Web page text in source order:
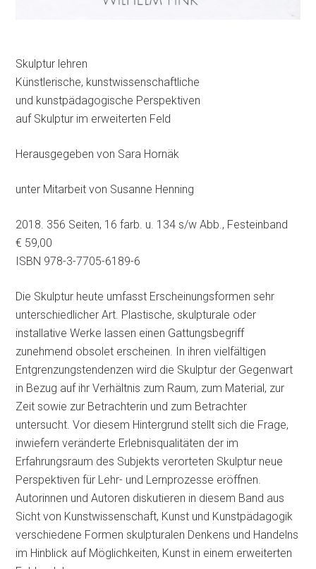
Skulptur lehren
Künstlerische, kunstwissenschaftliche
und kunstpädagogische Perspektiven
auf Skulptur im erweiterten Feld
Herausgegeben von Sara Hornäk
unter Mitarbeit von Susanne Henning
2018. 356 Seiten, 16 farb. u. 134 s/w Abb., Festeinband
€ 59,00
ISBN 978-3-7705-6189-6
Die Skulptur heute umfasst Erscheinungsformen sehr
unterschiedlicher Art. Plastische, skulpturale oder
installative Werke lassen einen Gattungsbegriff
zunehmend obsolet erscheinen. In ihren vielfältigen
Entgrenzungstendenzen wird die Skulptur der Gegenwart
in Bezug auf ihr Verhältnis zum Raum, zum Material, zur
Zeit sowie zur Betrachterin und zum Betrachter
untersucht. Vor diesem Hintergrund stellt sich die Frage,
inwiefern veränderte Erlebnisqualitäten der im
Erfahrungsraum des Subjekts verorteten Skulptur neue
Perspektiven für Lehr- und Lernprozesse eröffnen.
Autorinnen und Autoren diskutieren in diesem Band aus
Sicht von Kunstwissenschaft, Kunst und Kunstpädagogik
verschiedene Formen skulpturalen Denkens und Handelns
im Hinblick auf Möglichkeiten, Kunst in einem erweiterten